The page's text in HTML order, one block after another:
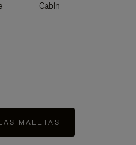
Cabin
MALETAS